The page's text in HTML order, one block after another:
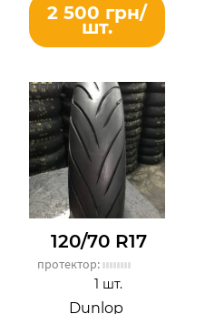
2 500 грн/
шт.
120/70 R17
протектор:
Dunlop
1 шт.